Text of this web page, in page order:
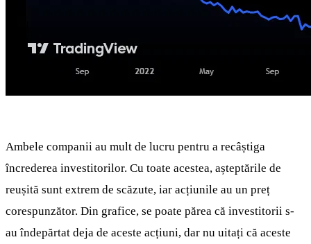
Ambele companii au mult de lucru pentru a recâștiga
încrederea investitorilor. Cu toate acestea, așteptările de
reușită sunt extrem de scăzute, iar acțiunile au un preț
corespunzător. Din grafice, se poate părea că investitorii s-
au îndepărtat deja de aceste acțiuni, dar nu uitați că aceste